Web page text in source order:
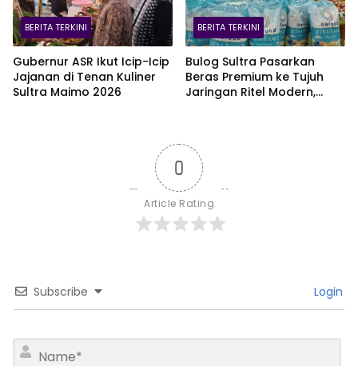
BERITA TERKINI
Gubernur ASR Ikut Icip-Icip
Jajanan di Tenan Kuliner
Sultra Maimo 2026
BERITA TERKINI
Bulog Sultra Pasarkan
Beras Premium ke Tujuh
Jaringan Ritel Modern,
0
Article Rating
Subscribe Login